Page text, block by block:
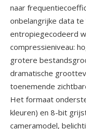
naar
onbelangrijke data
entropiegecodeerd
compressieniveau:
grotere
dramatische
toenemende
Het formaat
kleuren) en 8-bit
cameramodel,